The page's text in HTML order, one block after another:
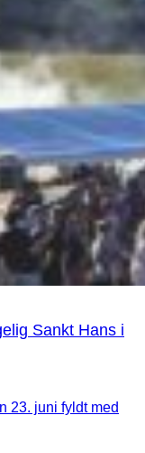
Sankt Hans i
23. juni fyldt med